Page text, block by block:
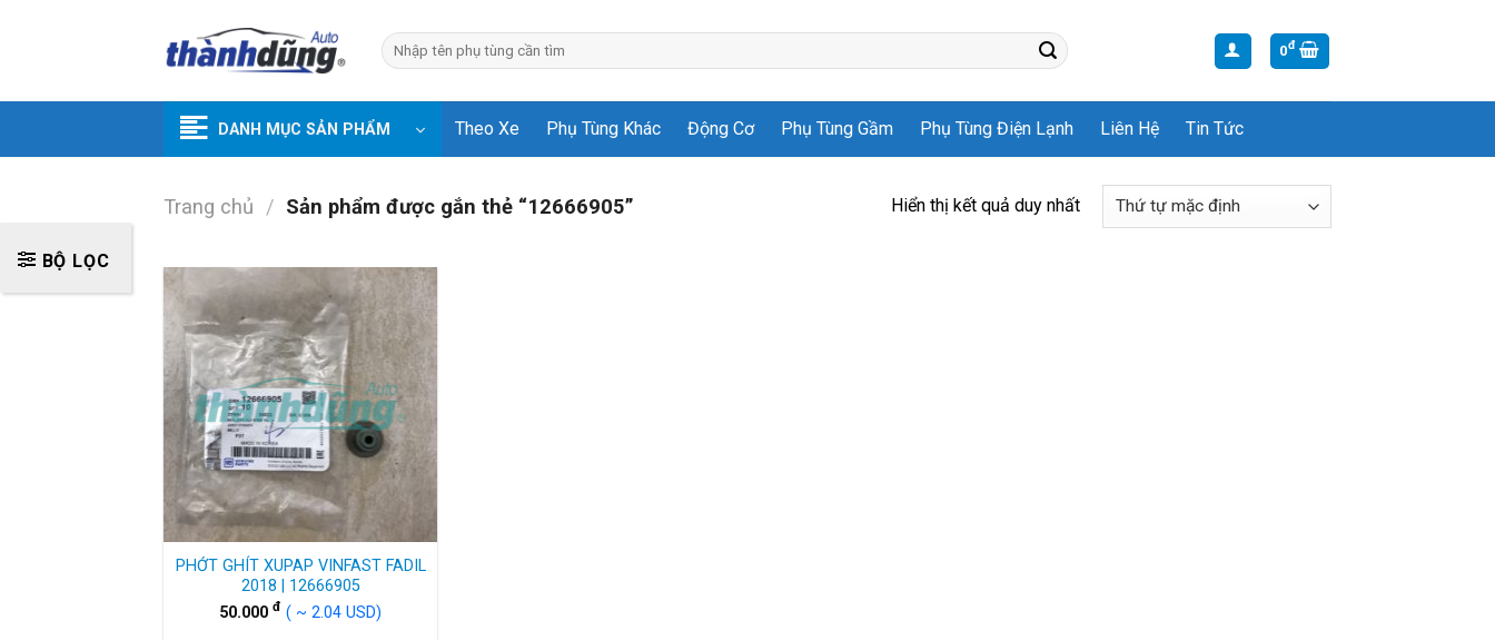
Tìm
kiếm:
0đ
DANH MỤC SẢN PHẨM Theo Xe Phụ Tùng Khác Động Cơ Phụ Tùng Gầm Phụ Tùng Điện Lạnh Liên Hệ Tin Tức
Trang chủ / Sản phẩm được gắn thẻ “12666905”
BỘ LỌC
Hiển thị kết quả duy nhất
PHỚT GHÍT XUPAP VINFAST FADIL
2018 | 12666905
50.000 đ ( ~ 2.04 USD)